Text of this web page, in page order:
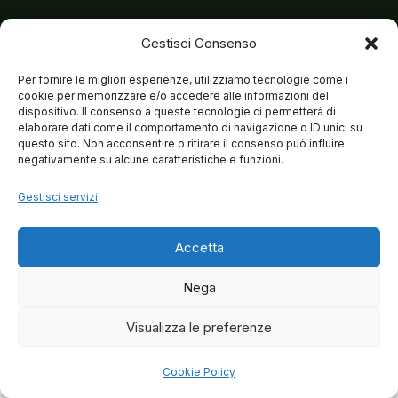
Gestisci Consenso
Per fornire le migliori esperienze, utilizziamo tecnologie come i
cookie per memorizzare e/o accedere alle informazioni del
dispositivo. Il consenso a queste tecnologie ci permetterà di
elaborare dati come il comportamento di navigazione o ID unici su
questo sito. Non acconsentire o ritirare il consenso può influire
negativamente su alcune caratteristiche e funzioni.
Gestisci servizi
Accetta
Nega
Visualizza le preferenze
Cookie Policy